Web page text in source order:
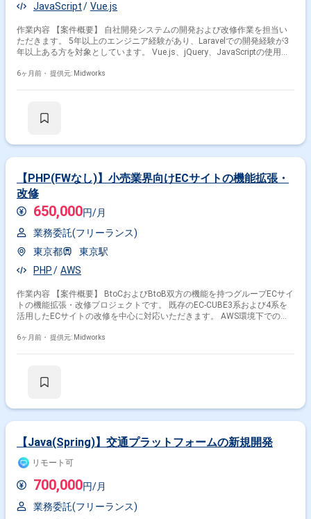
JavaScript
Vue.js
作業内容 【案件概要】 自社開発システムの開発および改修作業を担当い
ただきます。 5年以上のエンジニア経験があり、Laravelでの開発経験が3
年以上ある方を対象としています。 Vue.js、jQuery、JavaScriptの使用経
いです。 EC系、メール配信系、オンライン学習サイト、決済系・予約系
を用いたバックエンド開発 MySQL、TiDB等のデータベース操作 EC系、メ
6ヶ月前・ 提供元: Midworks
【PHP(FWなし)】小売業界向けECサイトの機能拡張・
改修
650,000円/月
業務委託(フリーランス)
東京都
東京駅
PHP
AWS
作業内容 【案件概要】 BtoCおよびBtoB双方の機能を持つグループECサイ
トの機能拡張・改修プロジェクトです。 既存のEC-CUBE3系および4系を
活用したECサイトの改修を中心に対応いただきます。 AWS環境下での開
既存システムをベースに、継続的な機能改善と拡張を行う案件です。 【作
スタマイズおよび改修作業
6ヶ月前・ 提供元: Midworks
【Java(Spring)】交通プラットフォームの新規開発
リモート可
700,000円/月
業務委託(フリーランス)